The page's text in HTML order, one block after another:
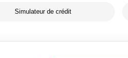
Simulateur de crédit